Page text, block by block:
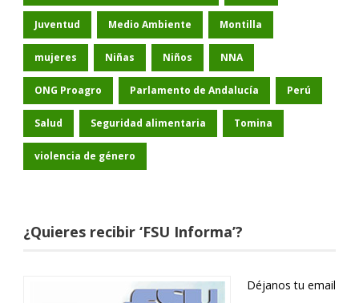
Juventud Medio Ambiente Montilla
mujeres Niñas Niños NNA
ONG Proagro Parlamento de Andalucía Perú
Salud Seguridad alimentaria Tomina
violencia de género
¿Quieres recibir ‘FSU Informa’?
Déjanos tu email